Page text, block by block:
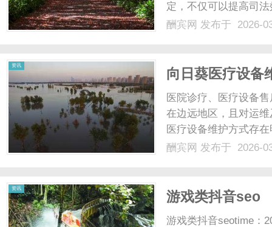
定，不仅可以提高司
讨刑事案件审理期限
酬宾网 发布于 2026-
资讯
向日葵医疗设备
医院诊疗、医疗设备
在边远地区，且对运
医疗设备维护方式存
延误诊疗；要么远程
酬宾网 发布于 2026-
资讯
游戏类抖音seo
游戏类抖音seotime：